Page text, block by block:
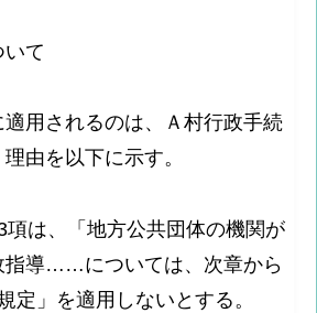
て
用されるのは、Ａ村行政手続
由を以下に示す。
は、「地方公共団体の機関が
導……については、次章から
定」を適用しないとする。